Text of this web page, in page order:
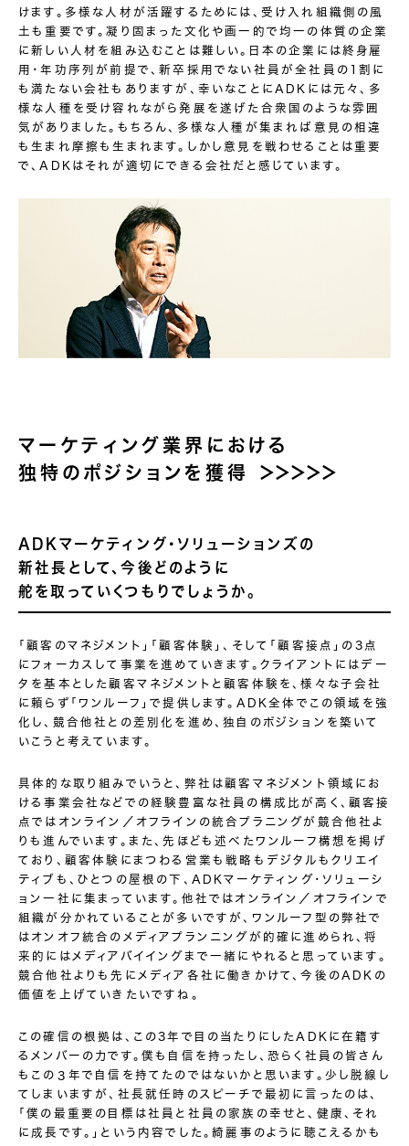
けます。多様な人材が活躍するためには、受け入れ組織側の風
土も重要です。凝り固まった文化や画一的で均一の体質の企業
に新しい人材を組み込むことは難しい。日本の企業には終身雇
用・年功序列が前提で、新卒採用でない社員が全社員の1割に
も満たない会社もありますが、幸いなことにADKには元々、多
様な人種を受け容れながら発展を遂げた合衆国のような雰囲
気がありました。もちろん、多様な人種が集まれば意見の相違
も生まれ摩擦も生まれます。しかし意見を戦わせることは重要
で、ADKはそれが適切にできる会社だと感じています。
マーケティング業界における
独特のポジションを獲得
＞＞＞＞＞
ADKマーケティング・ ソリューションズの
新社長 として、今後どのように
舵を取っていくつもり でしょうか。
「顧客のマネジメント」「顧客体験」、そして「顧客接点」の3点
にフォーカスして事業を進めていきます。クライアントにはデー
タを基本とした顧客マネジメントと顧客体験を、様々な子会社
に頼らず「ワンルーフ」で提供します。ADK全体でこの領域を強
化し、競合他社との差別化を進め、独自のポジションを築いて
いこうと考えています。
具体的な取り組みでいうと、弊社は顧客マネジメント領域にお
ける事業会社などでの経験豊富な社員の構成比が高く、顧客接
点ではオンライン／オフラインの統合プラニングが競合他社よ
りも進んでいます。また、先ほども述べたワンルーフ構想を掲げ
ており、顧客体験にまつわる営業も戦略もデジタルもクリエイ
ティブも、ひとつの屋根の下、ADKマーケティング・ソリューシ
ョン一社に集まっています。他社ではオンライン／オフラインで
組織が分かれていることが多いですが、ワンルーフ型の弊社で
はオンオフ統合のメディアプランニングが的確に進められ、将
来的にはメディアバイイングまで一緒にやれると思っています。
競合他社よりも先にメディア各社に働きかけて、今後のADKの
価値を上げていきたいですね。
この確信の根拠は、この3年で目の当たりにしたADKに在籍す
るメンバーの力です。僕も自信を持ったし、恐らく社員の皆さん
もこの３年で自信を持てたのではないかと思います。少し脱線し
てしまいますが、社長就任時のスピーチで最初に言ったのは、
「僕の最重要の目標は社員と社員の家族の幸せと、健康、それ
に成長です。」という内容でした。綺麗事のように聴こえるかも